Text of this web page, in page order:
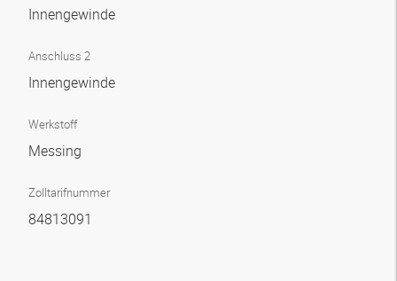
Innengewinde
Anschluss 2
Innengewinde
Werkstoff
Messing
Zolltarifnummer
84813091